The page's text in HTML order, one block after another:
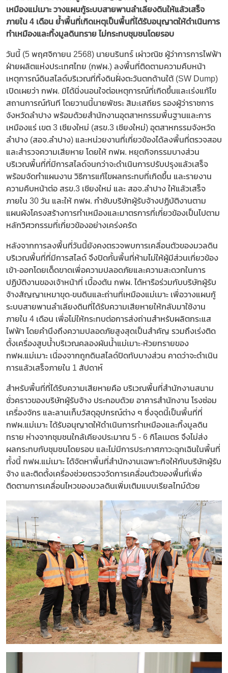
เหมืองแม่เมาะ วางแผนกู้ระบบสายพานลำเลียงดินให้แล้วเสร็จ
ภายใน 4 เดือน ย้ำพื้นที่เกิดเหตุเป็นพื้นที่ได้รับอนุญาตให้ดำเนินการ
ทำเหมืองและทิ้งมูลดินทราย ไม่กระทบชุมชนโดยรอบ
วันนี้ (5 พฤศจิกายน 2568) นายนรินทร์ เผ่าวณิช ผู้ว่าการการไฟฟ้า
ฝ่ายผลิตแห่งประเทศไทย (กฟผ.) ลงพื้นที่ติดตามความคืบหน้า
เหตุการณ์ดินสไลด์บริเวณที่ทิ้งดินฝั่งตะวันตกด้านใต้ (SW Dump)
เปิดเผยว่า กฟผ. มิได้นิ่งนอนใจต่อเหตุการณ์ที่เกิดขึ้นและเร่งแก้ไข
สถานการณ์ทันที โดยวานนี้นายพัชระ สิมะเสถียร รองผู้ว่าราชการ
จังหวัดลำปาง พร้อมด้วยสำนักงานอุตสาหกรรมพื้นฐานและการ
เหมืองแร่ เขต 3 เชียงใหม่ (สรข.3 เชียงใหม่) อุตสาหกรรมจังหวัด
ลำปาง (สอจ.ลำปาง) และหน่วยงานที่เกี่ยวข้องได้ลงพื้นที่ตรวจสอบ
และสำรวจความเสียหาย โดยให้ กฟผ. หยุดกิจกรรมบางส่วน
บริเวณพื้นที่ที่มีการสไลด์จนกว่าจะดำเนินการปรับปรุงแล้วเสร็จ
พร้อมจัดทำแผนงาน วิธีการแก้ไขผลกระทบที่เกิดขึ้น และรายงาน
ความคืบหน้าต่อ สรข.3 เชียงใหม่ และ สอจ.ลำปาง ให้แล้วเสร็จ
ภายใน 30 วัน และให้ กฟผ. กำชับบริษัทผู้รับจ้างปฏิบัติงานตาม
แผนผังโครงสร้างการทำเหมืองและมาตรการที่เกี่ยวข้องเป็นไปตาม
หลักวิศวกรรมที่เกี่ยวข้องอย่างเคร่งครัด
หลังจากการลงพื้นที่วันนี้ยังคงตรวจพบการเคลื่อนตัวของมวลดิน
บริเวณพื้นที่ที่มีการสไลด์ จึงปิดกั้นพื้นที่ห้ามไม่ให้ผู้มีส่วนเกี่ยวข้อง
เข้า-ออกโดยเด็ดขาดเพื่อความปลอดภัยและความสะดวกในการ
ปฏิบัติงานของเจ้าหน้าที่ เบื้องต้น กฟผ. ได้หารือร่วมกับบริษัทผู้รับ
จ้างสัญญาเหมาขุด-ขนดินและถ่านที่เหมืองแม่เมาะ เพื่อวางแผนกู้
ระบบสายพานลำเลียงดินที่ได้รับความเสียหายให้กลับมาใช้งาน
ภายใน 4 เดือน เพื่อไม่ให้กระทบต่อการส่งถ่านสำหรับผลิตกระแส
ไฟฟ้า โดยคำนึงถึงความปลอดภัยสูงสุดเป็นสำคัญ รวมถึงเร่งติด
ตั้งเครื่องสูบน้ำบริเวณคลองผันน้ำแม่เมาะ-ห้วยทรายของ
กฟผ.แม่เมาะ เนื่องจากถูกดินสไลด์ปิดทับบางส่วน คาดว่าจะดำเนิน
การแล้วเสร็จภายใน 1 สัปดาห์
สำหรับพื้นที่ที่ได้รับความเสียหายคือ บริเวณพื้นที่สำนักงานสนาม
ชั่วคราวของบริษัทผู้รับจ้าง ประกอบด้วย อาคารสำนักงาน โรงซ่อม
เครื่องจักร และลานเก็บวัสดุอุปกรณ์ต่าง ๆ ซึ่งจุดนี้เป็นพื้นที่ที่
กฟผ.แม่เมาะ ได้รับอนุญาตให้ดำเนินการทำเหมืองและทิ้งมูลดิน
ทราย ห่างจากชุมชนใกล้เคียงประมาณ 5 - 6 กิโลเมตร จึงไม่ส่ง
ผลกระทบกับชุมชนโดยรอบ และไม่มีการประกาศภาวะฉุกเฉินในพื้นที่
ทั้งนี้ กฟผ.แม่เมาะ ได้จัดหาพื้นที่สำนักงานเฉพาะกิจให้กับบริษัทผู้รับ
จ้าง และติดตั้งเครื่องช่วยตรวจวัดการเคลื่อนตัวของพื้นที่เพื่อ
ติดตามการเคลื่อนไหวของมวลดินเพิ่มเติมแบบเรียลไทม์ด้วย